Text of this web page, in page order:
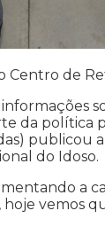
Centro de
da política
publicou
do Idoso.
a
hoje vemos